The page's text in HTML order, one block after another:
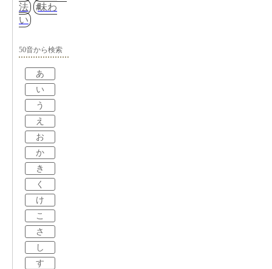
法
味わ
い
50音から検索
あ
い
う
え
お
か
き
く
け
こ
さ
し
す